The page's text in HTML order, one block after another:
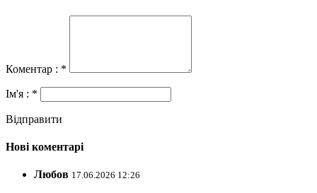
Коментар : *
Ім'я : *
Відправити
Нові коментарі
Любов 17.06.2026 12:26